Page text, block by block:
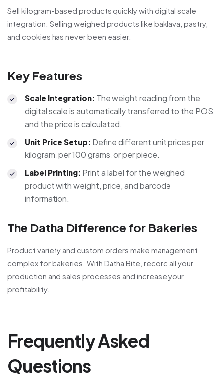
Sell kilogram-based products quickly with digital scale
integration. Selling weighed products like baklava, pastry,
and cookies has never been easier.
Key Features
Scale Integration: The weight reading from the
digital scale is automatically transferred to the POS
and the price is calculated.
Unit Price Setup: Define different unit prices per
kilogram, per 100 grams, or per piece.
Label Printing: Print a label for the weighed
product with weight, price, and barcode
information.
The Datha Difference for Bakeries
Product variety and custom orders make management
complex for bakeries. With Datha Bite, record all your
production and sales processes and increase your
profitability.
Frequently Asked
Questions